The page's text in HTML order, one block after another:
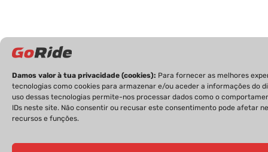
Damos valor à tua privacidade (cookies): Para fornecer as melhores
tecnologias como cookies para armazenar e/ou aceder a informações do
uso dessas tecnologias permite-nos processar dados como o
IDs neste site. Não consentir ou recusar este consentimento pode afetar
recursos e funções.